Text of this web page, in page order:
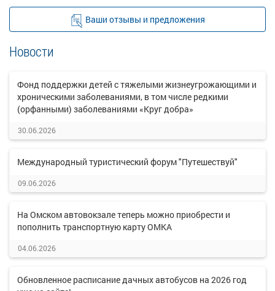
Ваши отзывы и предложения
Новости
Фонд поддержки детей с тяжелыми жизнеугрожающими и
хроническими заболеваниями, в том числе редкими
(орфанными) заболеваниями «Круг добра»
30.06.2026
Международный туристический форум "Путешествуй"
09.06.2026
На Омском автовокзале теперь можно приобрести и
пополнить транспортную карту ОМКА
04.06.2026
Обновленное расписание дачных автобусов на 2026 год